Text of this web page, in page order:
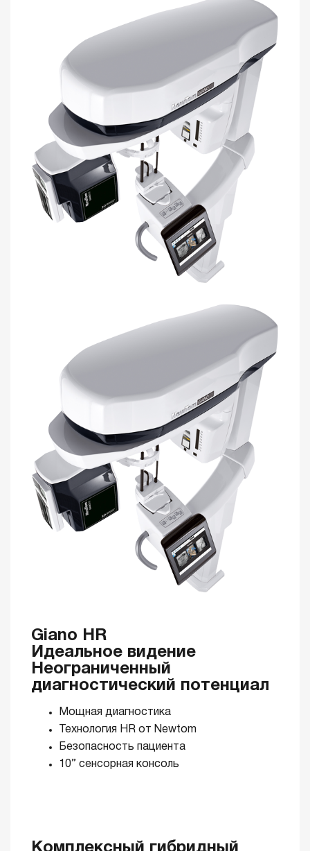
Giano HR
Идеальное видение
Неограниченный
диагностический потенциал
Мощная диагностика
Технология HR от Newtom
Безопасность пациента
10” сенсорная консоль